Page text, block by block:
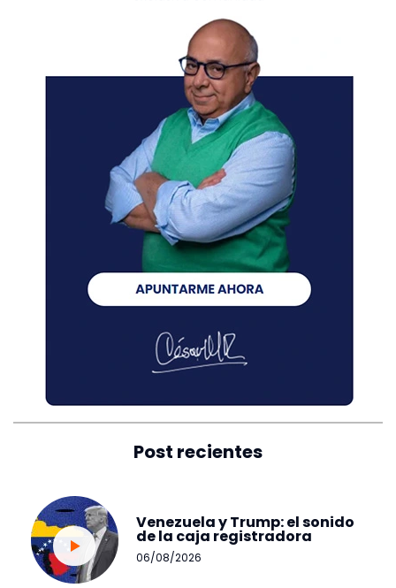
Post recientes
Venezuela y Trump: el sonido
de la caja registradora
06/08/2026